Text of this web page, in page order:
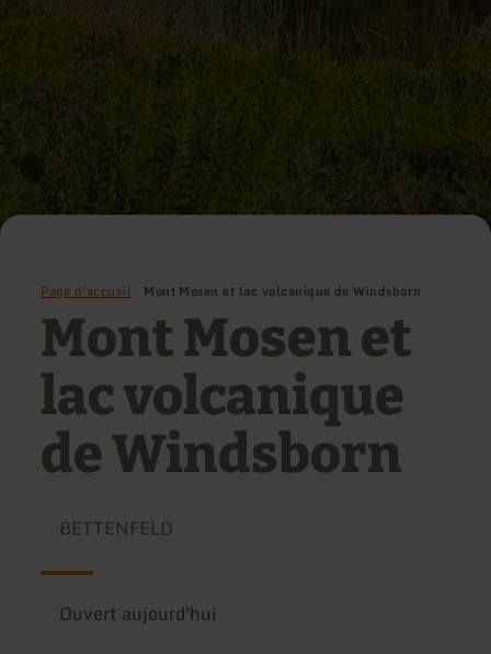
Page d'accueil Mont Mosen et lac volcanique de Windsborn
Mont Mosen et
lac volcanique
de Windsborn
BETTENFELD
Ouvert aujourd'hui